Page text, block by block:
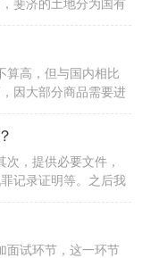
斐济的土地分为国有
住民土地。
算高，但与国内相比
因大部分商品需要进
过租房和餐饮费用相
，提供必要文件，
记录证明等。之后我
请到斐济开税号，开
等待移民局下发3年
面试环节，这一环节